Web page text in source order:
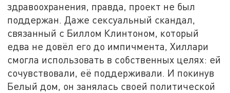
здравоохранения, правда, проект не был
поддержан. Даже сексуальный скандал,
связанный с Биллом Клинтоном, который
едва не довёл его до импичмента, Хиллари
смогла использовать в собственных целях: ей
сочувствовали, её поддерживали. И покинув
Белый дом, он занялась своей политической